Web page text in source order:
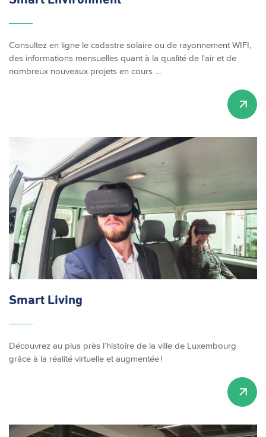
Consultez en ligne le cadastre solaire ou de rayonnement WIFI,
des informations mensuelles quant à la qualité de l'air et de
nombreux nouveaux projets en cours …
Smart Living
Découvrez au plus près l’histoire de la ville de Luxembourg
grâce à la réalité virtuelle et augmentée !